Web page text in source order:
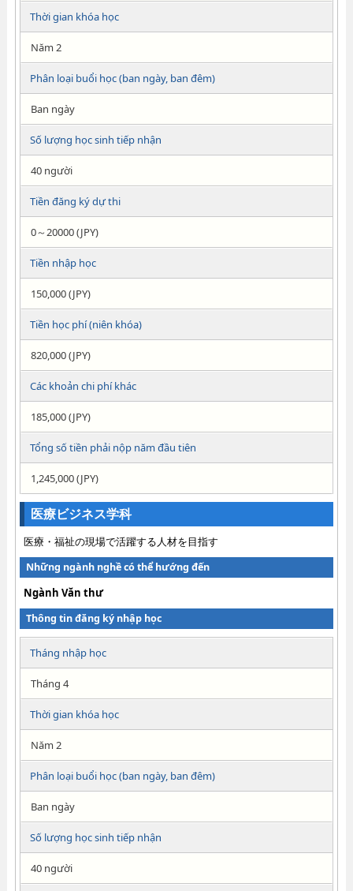
Thời gian khóa học
Năm 2
Phân loại buổi học (ban ngày, ban đêm)
Ban ngày
Số lượng học sinh tiếp nhận
40 người
Tiền đăng ký dự thi
0～20000 (JPY)
Tiền nhập học
150,000 (JPY)
Tiền học phí (niên khóa)
820,000 (JPY)
Các khoản chi phí khác
185,000 (JPY)
Tổng số tiền phải nộp năm đầu tiên
1,245,000 (JPY)
医療ビジネス学科
医療・福祉の現場で活躍する人材を目指す
Những ngành nghề có thể hướng đến
Ngành Văn thư
Thông tin đăng ký nhập học
Tháng nhập học
Tháng 4
Thời gian khóa học
Năm 2
Phân loại buổi học (ban ngày, ban đêm)
Ban ngày
Số lượng học sinh tiếp nhận
40 người